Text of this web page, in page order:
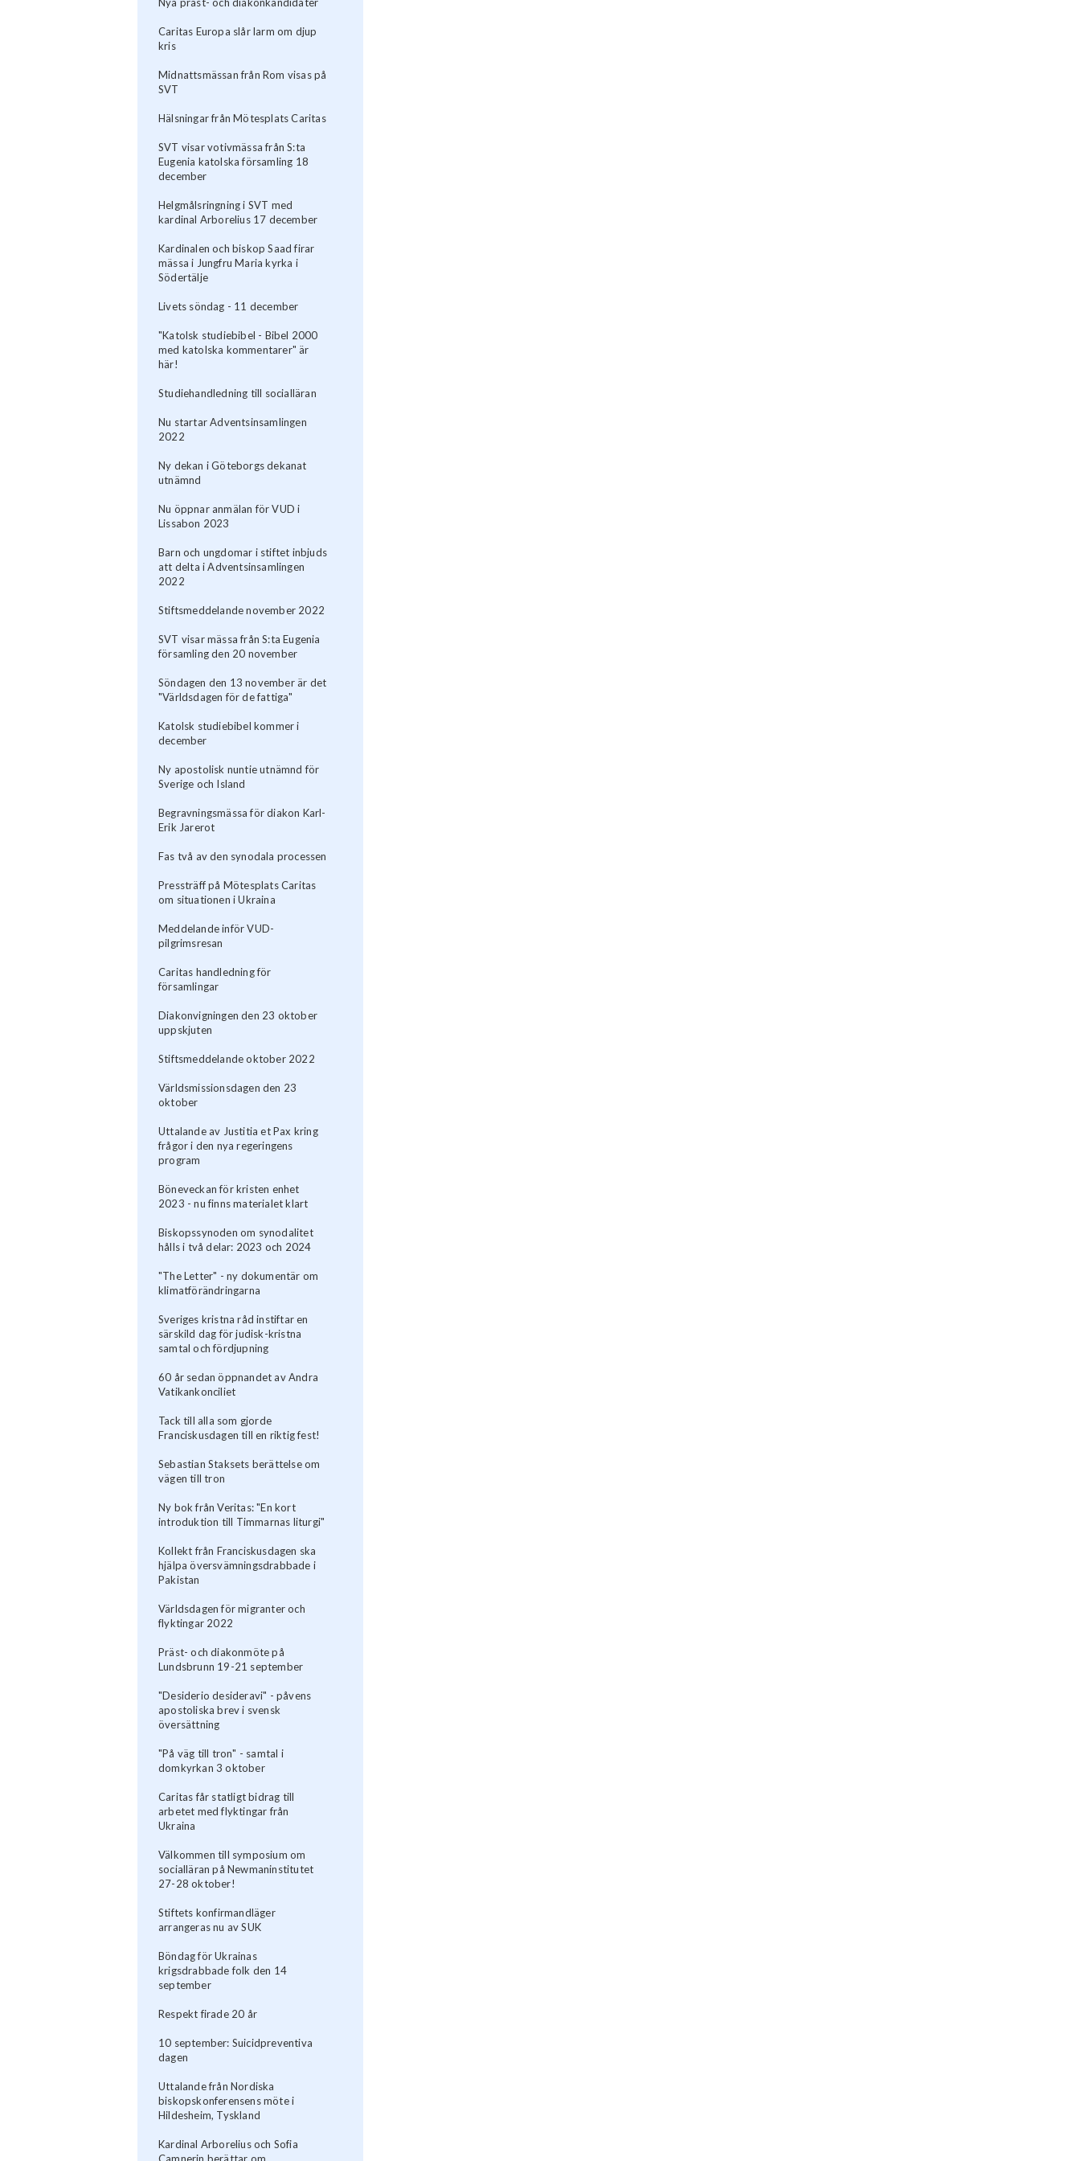
Caritas Europa slår larm om djup
kris
Midnattsmässan från Rom visas på
SVT
Hälsningar från Mötesplats Caritas
SVT visar votivmässa från S:ta
Eugenia katolska församling 18
december
Helgmålsringning i SVT med
kardinal Arborelius 17 december
Kardinalen och biskop Saad firar
mässa i Jungfru Maria kyrka i
Södertälje
Livets söndag - 11 december
"Katolsk studiebibel - Bibel 2000
med katolska kommentarer" är
här!
Studiehandledning till socialläran
Nu startar Adventsinsamlingen
2022
Ny dekan i Göteborgs dekanat
utnämnd
Nu öppnar anmälan för VUD i
Lissabon 2023
Barn och ungdomar i stiftet inbjuds
att delta i Adventsinsamlingen
2022
Stiftsmeddelande november 2022
SVT visar mässa från S:ta Eugenia
församling den 20 november
Söndagen den 13 november är det
"Världsdagen för de fattiga"
Katolsk studiebibel kommer i
december
Ny apostolisk nuntie utnämnd för
Sverige och Island
Begravningsmässa för diakon Karl-
Erik Jarerot
Fas två av den synodala processen
Pressträff på Mötesplats Caritas
om situationen i Ukraina
Meddelande inför VUD-
pilgrimsresan
Caritas handledning för
församlingar
Diakonvigningen den 23 oktober
uppskjuten
Stiftsmeddelande oktober 2022
Världsmissionsdagen den 23
oktober
Uttalande av Justitia et Pax kring
frågor i den nya regeringens
program
Böneveckan för kristen enhet
2023 - nu finns materialet klart
Biskopssynoden om synodalitet
hålls i två delar: 2023 och 2024
"The Letter" - ny dokumentär om
klimatförändringarna
Sveriges kristna råd instiftar en
särskild dag för judisk-kristna
samtal och fördjupning
60 år sedan öppnandet av Andra
Vatikankonciliet
Tack till alla som gjorde
Franciskusdagen till en riktig fest!
Sebastian Staksets berättelse om
vägen till tron
Ny bok från Veritas: "En kort
introduktion till Timmarnas liturgi"
Kollekt från Franciskusdagen ska
hjälpa översvämningsdrabbade i
Pakistan
Världsdagen för migranter och
flyktingar 2022
Präst- och diakonmöte på
Lundsbrunn 19-21 september
"Desiderio desideravi" - påvens
apostoliska brev i svensk
översättning
"På väg till tron" - samtal i
domkyrkan 3 oktober
Caritas får statligt bidrag till
arbetet med flyktingar från
Ukraina
Välkommen till symposium om
socialläran på Newmaninstitutet
27-28 oktober!
Stiftets konfirmandläger
arrangeras nu av SUK
Böndag för Ukrainas
krigsdrabbade folk den 14
september
Respekt firade 20 år
10 september: Suicidpreventiva
dagen
Uttalande från Nordiska
biskopskonferensens möte i
Hildesheim, Tyskland
Kardinal Arborelius och Sofia